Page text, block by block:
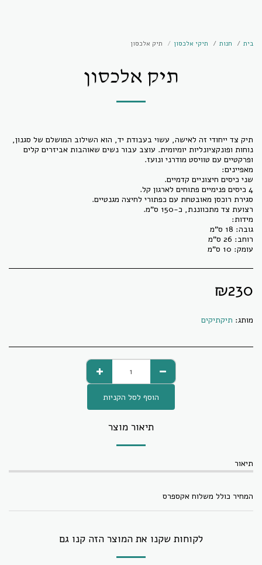
בית חנות תיקי אלכסון תיק אלכסון
תיק אלכסון
תיק צד ייחודי זה לאישה, עשוי בעבודת יד, הוא השילוב המושלם של סגנון,
נוחות ופונקציונליות יומיומית. עוצב עבור נשים שאוהבות אביזרים קלים
עומק: 10 ס"מ
₪230
מותג: תיקתיקים
הוסף לסל הקניות
תיאור מוצר
תיאור
המחיר כולל משלוח אקספרס
לקוחות שקנו את המוצר הזה קנו גם